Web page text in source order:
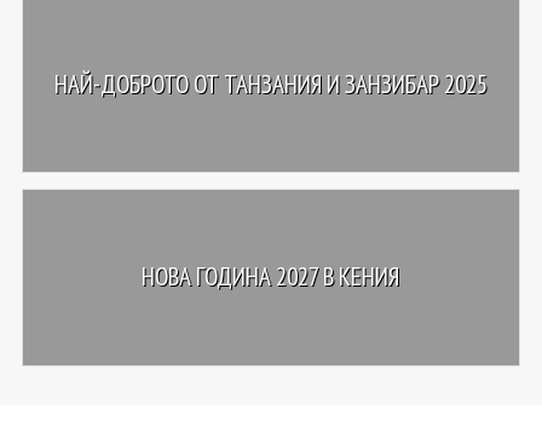
НАЙ-ДОБРОТО ОТ ТАНЗАНИЯ И ЗАНЗИБАР 2025
НОВА ГОДИНА 2027 В КЕНИЯ